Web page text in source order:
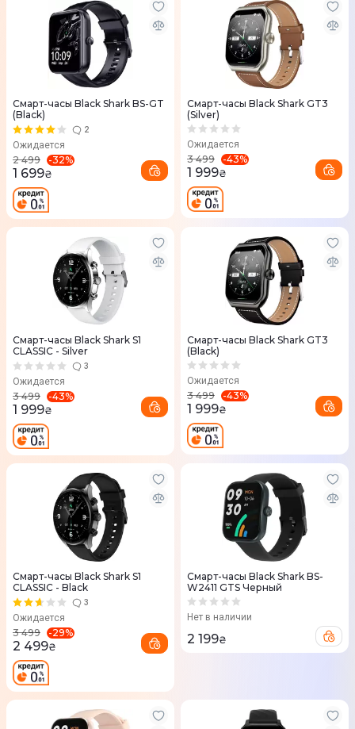
Смарт-часы Black Shark BS-GT
(Black)
2
Ожидается
2 499 -32%
1 699₴
Смарт-часы Black Shark GT3
(Silver)
Ожидается
3 499 -43%
1 999₴
Смарт-часы Black Shark S1
CLASSIC - Silver
3
Ожидается
3 499 -43%
1 999₴
Смарт-часы Black Shark GT3
(Black)
Ожидается
3 499 -43%
1 999₴
Смарт-часы Black Shark S1
CLASSIC - Black
3
Ожидается
3 499 -29%
2 499₴
Смарт-часы Black Shark BS-
W2411 GTS Черный
Нет в наличии
2 199₴